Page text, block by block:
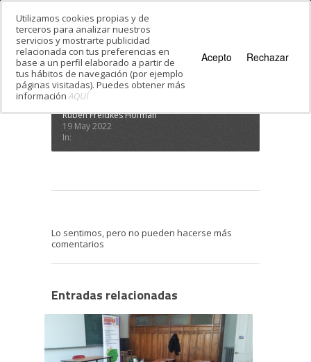
Estás en: Inicio · Ulpan Verano 2022 M
Ulpan Verano 2022 M
Rubén Freidkes Hofman
19 May 2022
In:
Lo sentimos, pero no pueden hacerse más
comentarios
Entradas relacionadas
Utilizamos cookies propias y de
terceros para analizar nuestros
servicios y mostrarte publicidad
relacionada con tus preferencias en
base a un perfil elaborado a partir de
tus hábitos de navegación (por ejemplo
páginas visitadas). Puedes obtener más
información AQUÍ
Acepto Rechazar